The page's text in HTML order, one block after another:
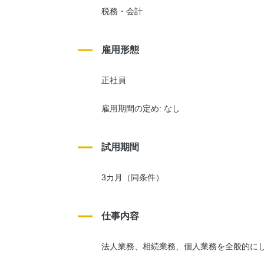
税務・会計
雇用形態
正社員
雇用期間の定め: なし
試用期間
3カ月（同条件）
仕事内容
法人業務、相続業務、個人業務を全般的に